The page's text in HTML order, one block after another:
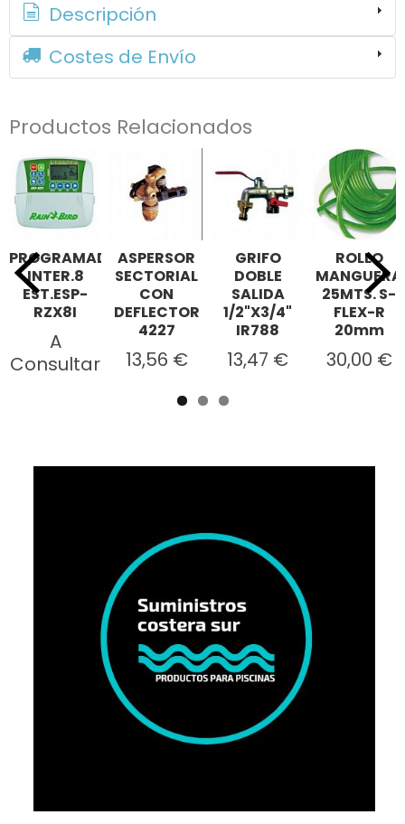
Descripción
Costes de Envío
Productos Relacionados
PROGRAMADOR
INTER.8
EST.ESP-
RZX8I
A
Consultar
ASPERSOR
SECTORIAL
CON
DEFLECTOR
4227
13,56 €
GRIFO
DOBLE
SALIDA
1/2"X3/4"
IR788
13,47 €
ROLLO
MANGUERA
25MTS. S-
FLEX-R
20mm
30,00 €